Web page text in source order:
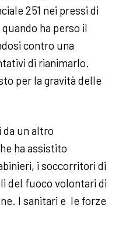
251 nei pressi di
ha perso il
contro una
di rianimarlo.
per la gravità delle
un altro
ha assistito
i soccorritori di
del fuoco volontari di
I sanitari e le forze